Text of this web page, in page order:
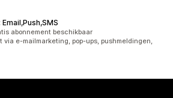
totaal
abonnement beschikbaar
via e-mailmarketing, pop-ups, pushmeldingen,